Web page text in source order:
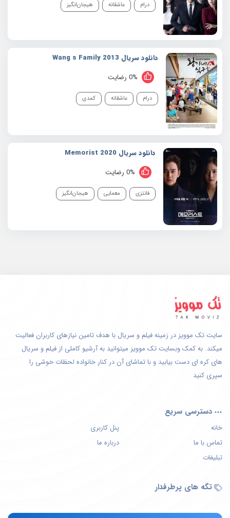
درام عاشقانه هیجان‌انگیز
دانلود سریال 2013 Wang s Family
0% رضایت
درام عاشقانه کمدی
دانلود سریال 2020 Memorist
0% رضایت
فانتزی معمایی هیجان‌انگیز
سایت تک موویز در زمینه فیلم و سریال با هدف تامین نیازهای کاربران فعالیت
میکند. به کمک وبسایت تک موویز میتوانید به آرشیو کاملی از فیلم و سریال
های کره ای دست بیابید و با تماشای آن در کنار خانواده لحظات خوشی را
سپری کنید
دسترسی سریع
خانه
پنل کاربری
تماس با ما
درباره ما
تبلیغات
تگه های پرطرفدار